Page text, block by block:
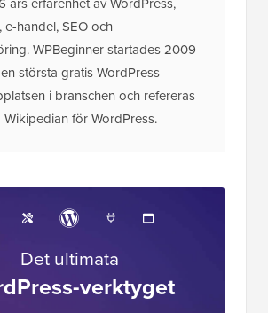
års erfarenhet av WordPress,
handel, SEO och
WPBeginner startades 2009
största gratis WordPress-
i branschen och refereras
för WordPress.
Det ultimata
verktyget